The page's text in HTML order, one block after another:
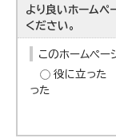
より良いホームペ
ください。
このホームペー
役に立った
った